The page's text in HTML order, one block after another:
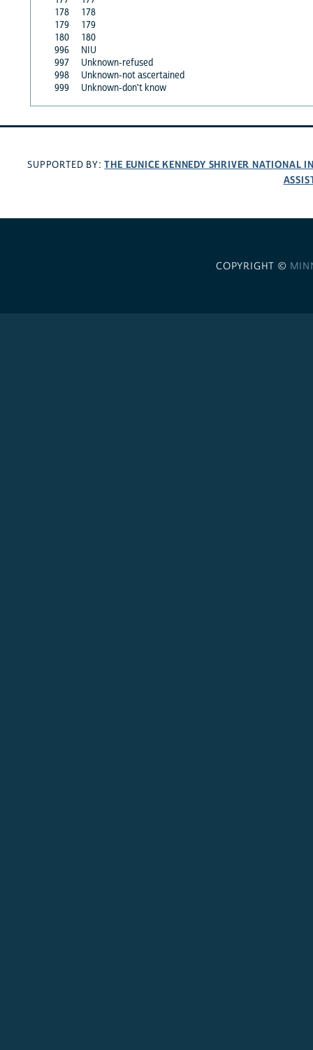
178
178
179
179
180
180
996
NIU
997
Unknown-refused
998
Unknown-not ascertained
999
Unknown-don't know
SUPPORTED BY:THE EUNICE KENNEDY SHRIVER NATIONAL
COPYRIGHT ©